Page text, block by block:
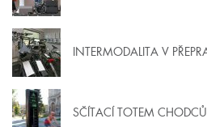
INTERMODALITA V
SČÍTACÍ TOTEM